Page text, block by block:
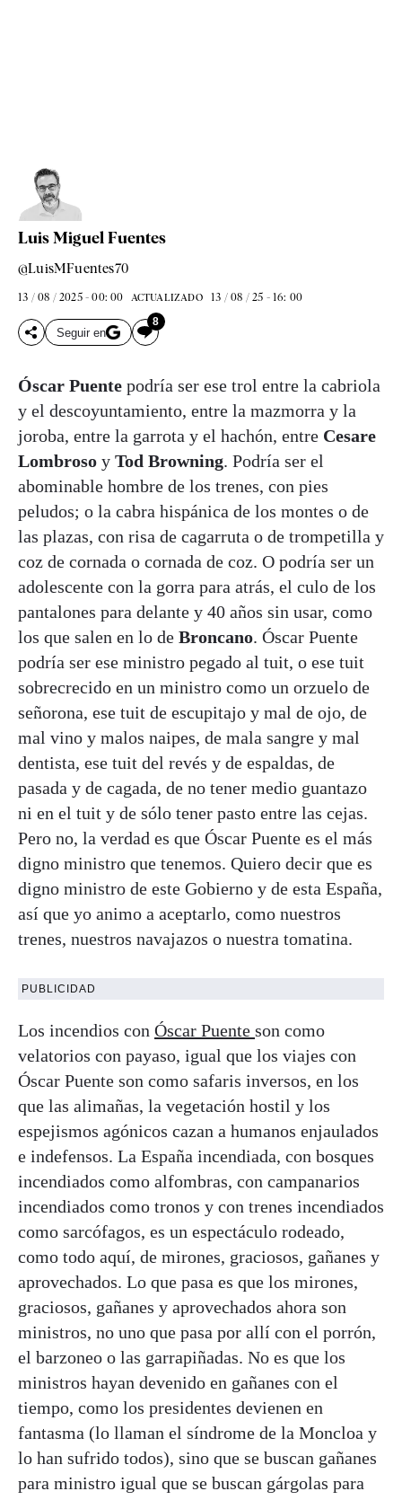
Luis Miguel Fuentes
@LuisMFuentes70
13 / 08 / 2025 - 00: 00 ACTUALIZADO 13 / 08 / 25 - 16: 00
Seguir en
8
Óscar Puente podría ser ese trol entre la cabriola
y el descoyuntamiento, entre la mazmorra y la
joroba, entre la garrota y el hachón, entre Cesare
Lombroso y Tod Browning. Podría ser el
abominable hombre de los trenes, con pies
peludos; o la cabra hispánica de los montes o de
las plazas, con risa de cagarruta o de trompetilla y
coz de cornada o cornada de coz. O podría ser un
adolescente con la gorra para atrás, el culo de los
pantalones para delante y 40 años sin usar, como
los que salen en lo de Broncano. Óscar Puente
podría ser ese ministro pegado al tuit, o ese tuit
sobrecrecido en un ministro como un orzuelo de
señorona, ese tuit de escupitajo y mal de ojo, de
mal vino y malos naipes, de mala sangre y mal
dentista, ese tuit del revés y de espaldas, de
pasada y de cagada, de no tener medio guantazo
ni en el tuit y de sólo tener pasto entre las cejas.
Pero no, la verdad es que Óscar Puente es el más
digno ministro que tenemos. Quiero decir que es
digno ministro de este Gobierno y de esta España,
así que yo animo a aceptarlo, como nuestros
trenes, nuestros navajazos o nuestra tomatina.
PUBLICIDAD
Los incendios con Óscar Puente son como
velatorios con payaso, igual que los viajes con
Óscar Puente son como safaris inversos, en los
que las alimañas, la vegetación hostil y los
espejismos agónicos cazan a humanos enjaulados
e indefensos. La España incendiada, con bosques
incendiados como alfombras, con campanarios
incendiados como tronos y con trenes incendiados
como sarcófagos, es un espectáculo rodeado,
como todo aquí, de mirones, graciosos, gañanes y
aprovechados. Lo que pasa es que los mirones,
graciosos, gañanes y aprovechados ahora son
ministros, no uno que pasa por allí con el porrón,
el barzoneo o las garrapiñadas. No es que los
ministros hayan devenido en gañanes con el
tiempo, como los presidentes devienen en
fantasma (lo llaman el síndrome de la Moncloa y
lo han sufrido todos), sino que se buscan gañanes
para ministro igual que se buscan gárgolas para